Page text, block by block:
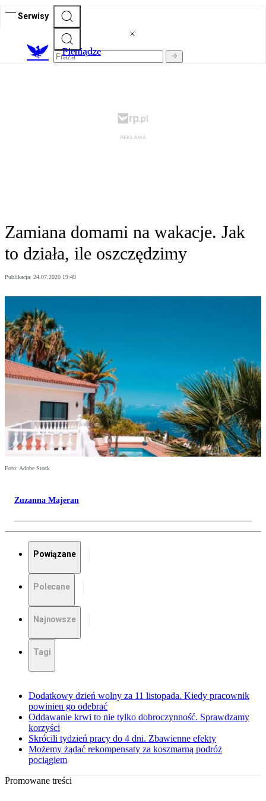
Serwisy
Pieniądze
Zamiana domami na wakacje. Jak
to działa, ile oszczędzimy
Publikacja: 24.07.2020 19:49
Foto: Adobe Stock
Zuzanna Majeran
Powiązane
Polecane
Najnowsze
Tagi
Dodatkowy dzień wolny za 11 listopada. Kiedy pracownik
powinien go odebrać
Oddawanie krwi to nie tylko dobroczynność. Sprawdzamy
korzyści
Skrócili tydzień pracy do 4 dni. Zbawienne efekty
Możemy żądać rekompensaty za koszmarną podróż
pociągiem
Promowane treści